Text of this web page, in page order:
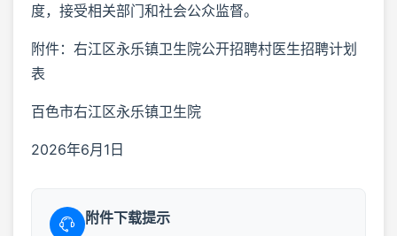
度，接受相关部门和社会公众监督。
附件：右江区永乐镇卫生院公开招聘村医生招聘计划
表
百色市右江区永乐镇卫生院
2026年6月1日
附件下载提示